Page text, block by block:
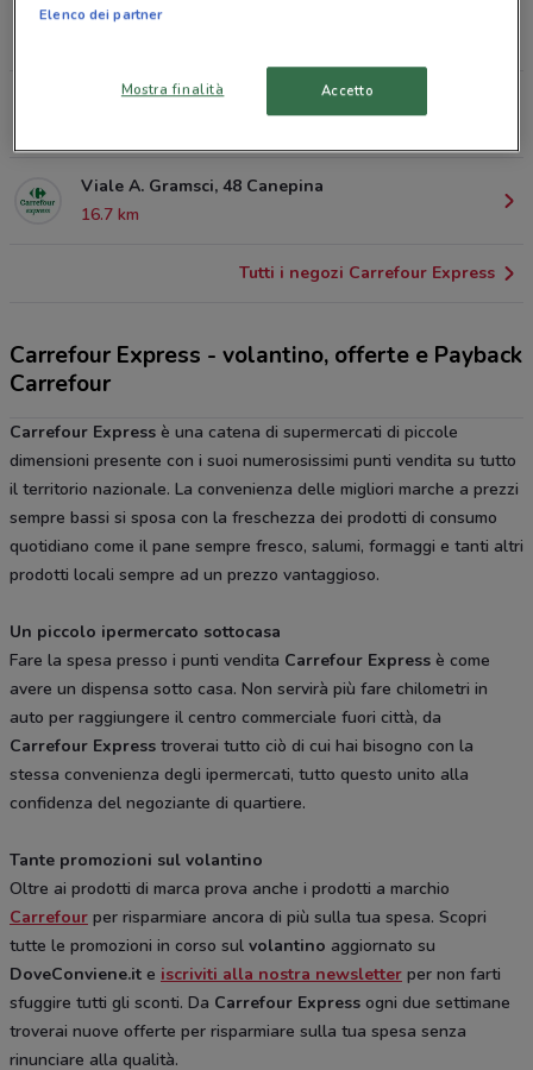
Strada Asmara Vetralla
Strada Asmara, 1 Vetralla
Viale A. Gramsci, 48 Canepina
16.7 km
Tutti i negozi Carrefour Express
Carrefour Express - volantino, offerte e Payback
Carrefour
Carrefour Express è una catena di supermercati di piccole
dimensioni presente con i suoi numerosissimi punti vendita su tutto
il territorio nazionale. La convenienza delle migliori marche a prezzi
sempre bassi si sposa con la freschezza dei prodotti di consumo
quotidiano come il pane sempre fresco, salumi, formaggi e tanti altri
prodotti locali sempre ad un prezzo vantaggioso.
Un piccolo ipermercato sottocasa
Fare la spesa presso i punti vendita Carrefour Express è come
avere un dispensa sotto casa. Non servirà più fare chilometri in
auto per raggiungere il centro commerciale fuori città, da
Carrefour Express troverai tutto ciò di cui hai bisogno con la
stessa convenienza degli ipermercati, tutto questo unito alla
confidenza del negoziante di quartiere.
Tante promozioni sul volantino
Oltre ai prodotti di marca prova anche i prodotti a marchio
Carrefour per risparmiare ancora di più sulla tua spesa. Scopri
tutte le promozioni in corso sul volantino aggiornato su
DoveConviene.it e iscriviti alla nostra newsletter per non farti
sfuggire tutti gli sconti. Da Carrefour Express ogni due settimane
troverai nuove offerte per risparmiare sulla tua spesa senza
rinunciare alla qualità.
Elenco dei partner
Mostra finalità Accetto